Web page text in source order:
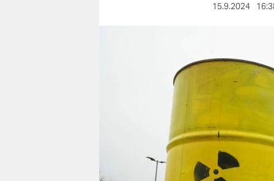
veranstaltungen
15.9.2024